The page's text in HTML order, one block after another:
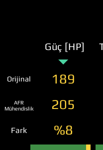
Güç [HP]
Orijinal 189
AFR
Mühendislik
205
Fark %8